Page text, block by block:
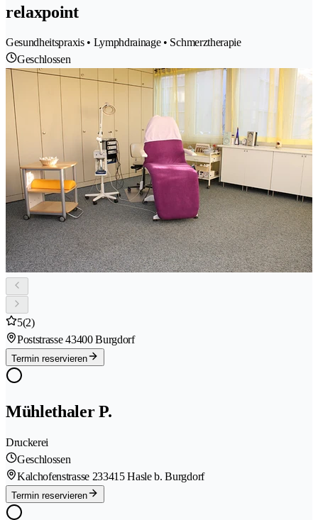
relaxpoint
Gesundheitspraxis • Lymphdrainage • Schmerztherapie
Geschlossen
5(2)
Poststrasse 43400 Burgdorf
Termin reservieren
Mühlethaler P.
Druckerei
Geschlossen
Kalchofenstrasse 233415 Hasle b. Burgdorf
Termin reservieren